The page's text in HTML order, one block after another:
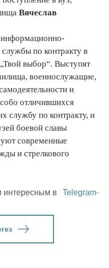
Вячеслав
информационно-
по контракту в
выбор“. Выступят
военнослужащие,
и
отличившихся
службу по контракту, и
боевой славы
современные
и стрелкового
в
Telegram-